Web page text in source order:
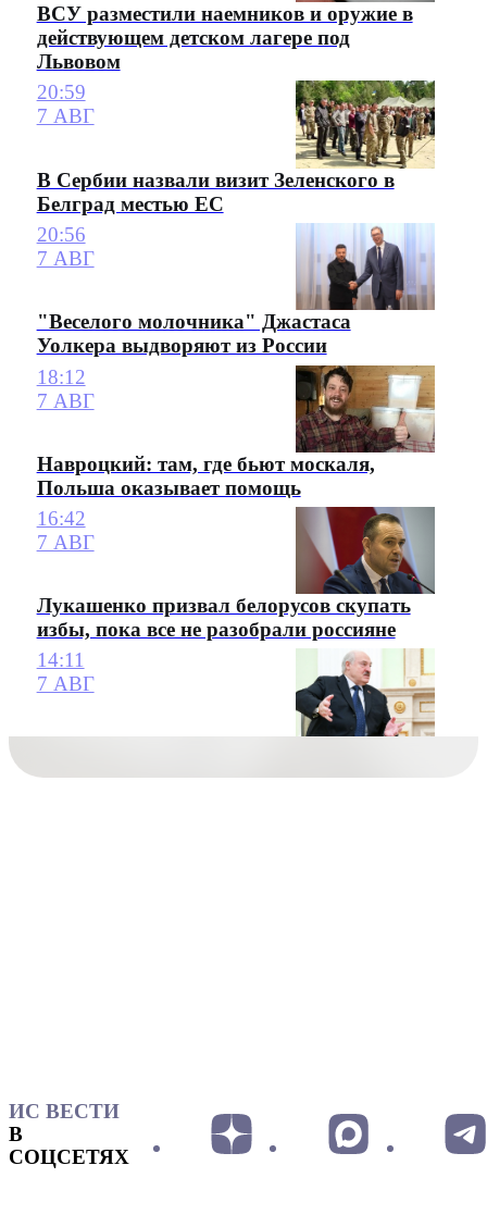
ВСУ разместили наемников и оружие в
действующем детском лагере под
Львовом
20:59
7 АВГ
В Сербии назвали визит Зеленского в
Белград местью ЕС
20:56
7 АВГ
"Веселого молочника" Джастаса
Уолкера выдворяют из России
18:12
7 АВГ
Навроцкий: там, где бьют москаля,
Польша оказывает помощь
16:42
7 АВГ
Лукашенко призвал белорусов скупать
избы, пока все не разобрали россияне
14:11
7 АВГ
ИС ВЕСТИ
В
СОЦСЕТЯХ